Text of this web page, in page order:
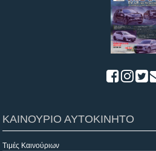
ΚΑΙΝΟΥΡΙΟ ΑΥΤΟΚΙΝΗΤΟ
Τιμές Καινούριων